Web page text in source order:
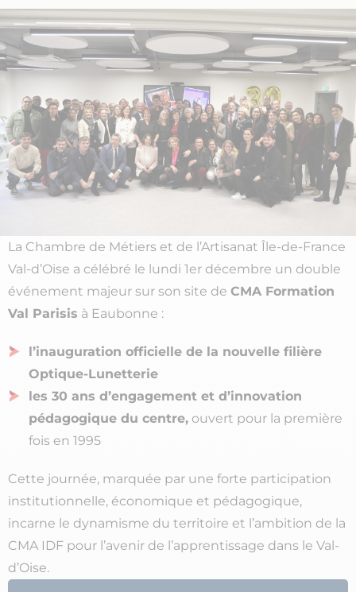
La Chambre de Métiers et de l’Artisanat Île-de-France
Val-d’Oise a célébré le lundi 1er décembre un double
événement majeur sur son site de CMA Formation
Val Parisis à Eaubonne :
l’inauguration officielle de la nouvelle filière
Optique-Lunetterie
les 30 ans d’engagement et d’innovation
pédagogique du centre, ouvert pour la première
fois en 1995
Cette journée, marquée par une forte participation
institutionnelle, économique et pédagogique,
incarne le dynamisme du territoire et l’ambition de la
CMA IDF pour l’avenir de l’apprentissage dans le Val-
d’Oise.